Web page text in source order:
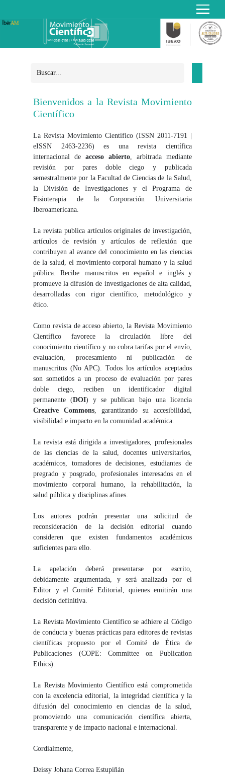
Bienvenidos a la Revista Movimiento
Científico
La Revista Movimiento Científico (ISSN 2011-7191 |
eISSN 2463-2236) es una revista científica
internacional deacceso abierto, arbitrada mediante
revisión por pares doble ciego y publicada
semestralmente por la Facultad de Ciencias de la Salud,
la División de Investigaciones y el Programa de
Fisioterapia de la Corporación Universitaria
Iberoamericana.
La revista publica artículos originales de investigación,
artículos de revisión y artículos de reflexión que
contribuyen al avance del conocimiento en las ciencias
de la salud, el movimiento corporal humano y la salud
pública. Recibe manuscritos en español e inglés y
promueve la difusión de investigaciones de alta calidad,
desarrolladas con rigor científico, metodológico y
ético.
Como revista de acceso abierto, la Revista Movimiento
Científico favorece la circulación libre del
conocimiento científico y no cobra tarifas por el envío,
evaluación, procesamiento ni publicación de
manuscritos (No APC). Todos los artículos aceptados
son sometidos a un proceso de evaluación por pares
doble ciego, reciben un identificador digital
permanente (DOI) y se publican bajo una licencia
Creative Commons , garantizando su accesibilidad,
visibilidad e impacto en la comunidad académica.
La revista está dirigida a investigadores, profesionales
de las ciencias de la salud, docentes universitarios,
académicos, tomadores de decisiones, estudiantes de
pregrado y posgrado, profesionales interesados en el
movimiento corporal humano, la rehabilitación, la
salud pública y disciplinas afines.
Los autores podrán presentar una solicitud de
reconsideración de la decisión editorial cuando
consideren que existen fundamentos académicos
suficientes para ello.
La apelación deberá presentarse por escrito,
debidamente argumentada, y será analizada por el
Editor y el Comité Editorial, quienes emitirán una
decisión definitiva.
La Revista Movimiento Científico se adhiere al Código
de conducta y buenas prácticas para editores de revistas
científicas propuesto por el Comité de Ética de
Publicaciones (COPE: Committee on Publication
Ethics).
La Revista Movimiento Científico está comprometida
con la excelencia editorial, la integridad científica y la
difusión del conocimiento en ciencias de la salud,
promoviendo una comunicación científica abierta,
transparente y de impacto nacional e internacional.
Cordialmente,
Deissy Johana Correa Estupiñán